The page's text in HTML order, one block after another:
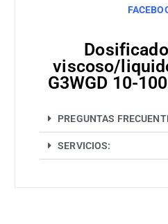
viscoso/
G3WGD 10-
PREGUNTAS
SERVICIOS: